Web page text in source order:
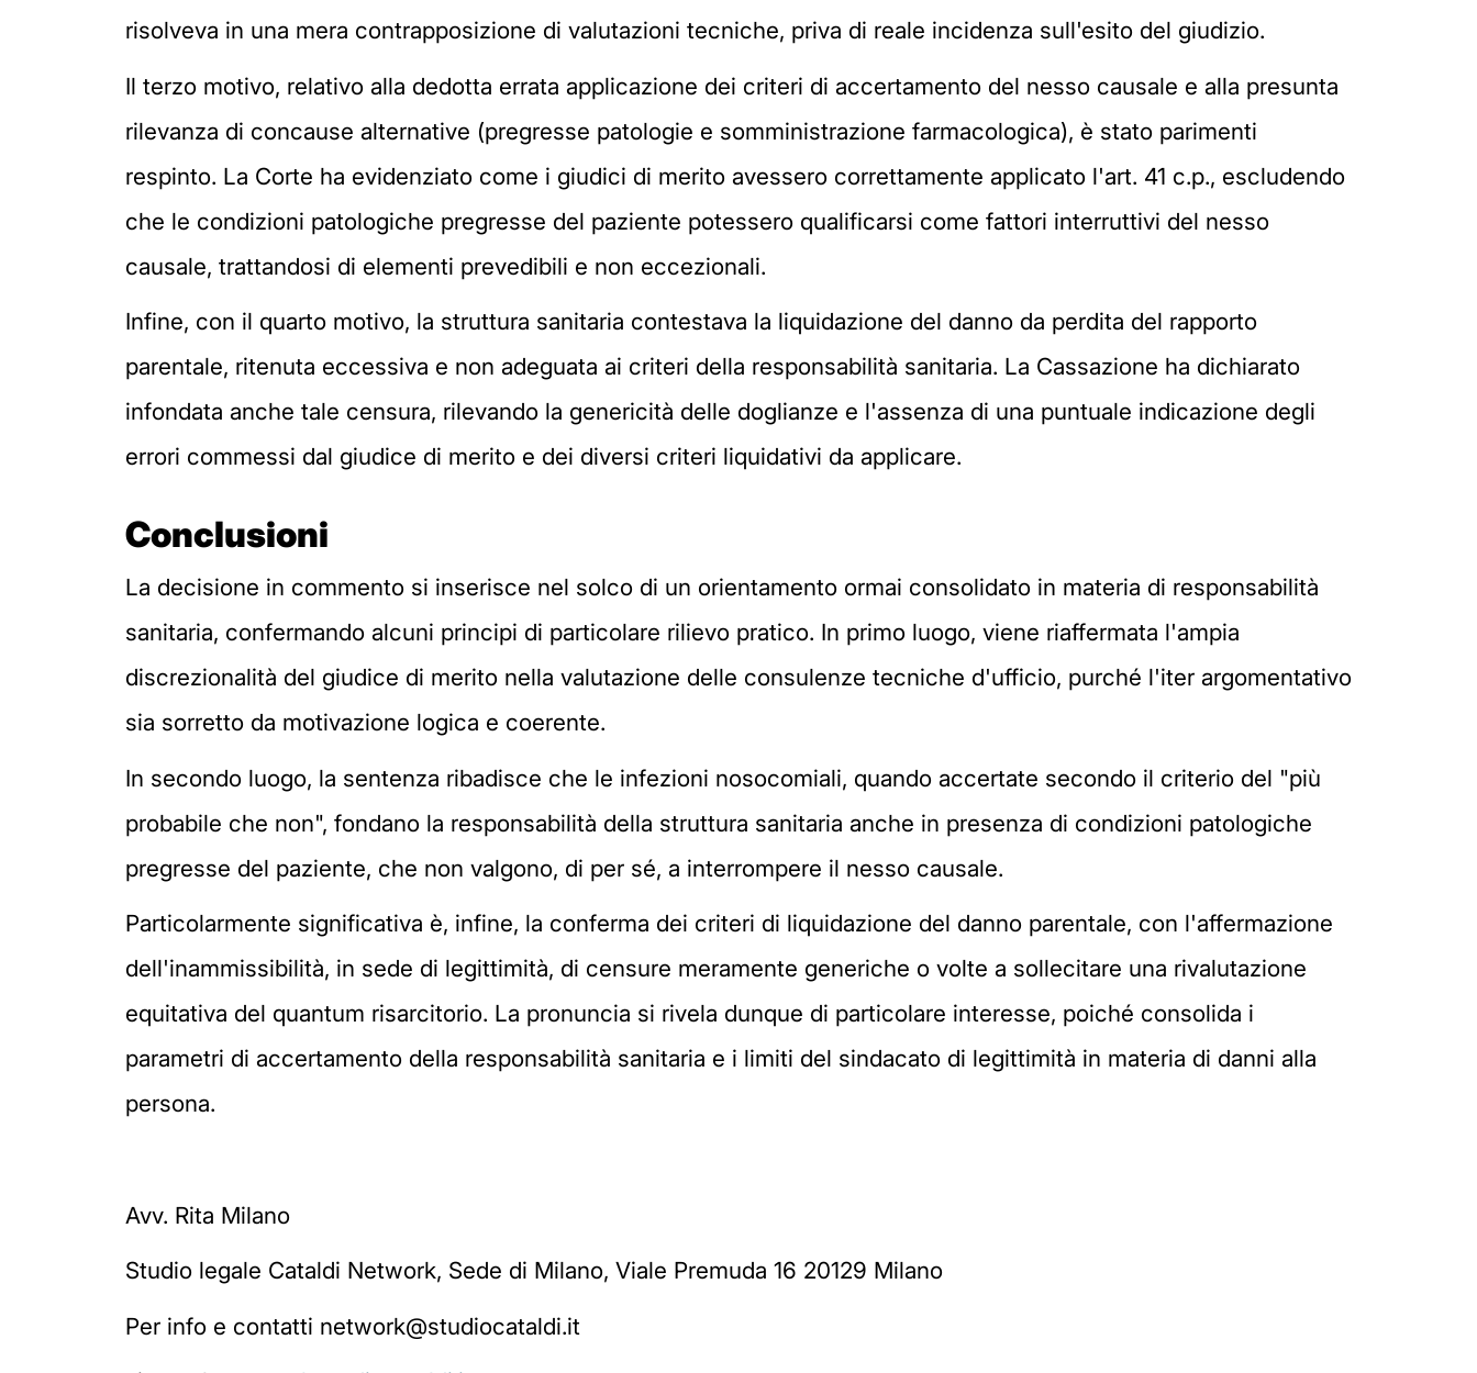
risolveva in una mera contrapposizione di valutazioni tecniche, priva di reale incidenza sull'esito del giudizio.
Il terzo motivo, relativo alla dedotta errata applicazione dei criteri di accertamento del nesso causale e alla presunta
rilevanza di concause alternative (pregresse patologie e somministrazione farmacologica), è stato parimenti
respinto. La Corte ha evidenziato come i giudici di merito avessero correttamente applicato l'art. 41 c.p., escludendo
che le condizioni patologiche pregresse del paziente potessero qualificarsi come fattori interruttivi del nesso
causale, trattandosi di elementi prevedibili e non eccezionali.
Infine, con il quarto motivo, la struttura sanitaria contestava la liquidazione del danno da perdita del rapporto
parentale, ritenuta eccessiva e non adeguata ai criteri della responsabilità sanitaria. La Cassazione ha dichiarato
infondata anche tale censura, rilevando la genericità delle doglianze e l'assenza di una puntuale indicazione degli
errori commessi dal giudice di merito e dei diversi criteri liquidativi da applicare.
Conclusioni
La decisione in commento si inserisce nel solco di un orientamento ormai consolidato in materia di responsabilità
sanitaria, confermando alcuni principi di particolare rilievo pratico. In primo luogo, viene riaffermata l'ampia
discrezionalità del giudice di merito nella valutazione delle consulenze tecniche d'ufficio, purché l'iter argomentativo
sia sorretto da motivazione logica e coerente.
In secondo luogo, la sentenza ribadisce che le infezioni nosocomiali, quando accertate secondo il criterio del "più
probabile che non", fondano la responsabilità della struttura sanitaria anche in presenza di condizioni patologiche
pregresse del paziente, che non valgono, di per sé, a interrompere il nesso causale.
Particolarmente significativa è, infine, la conferma dei criteri di liquidazione del danno parentale, con l'affermazione
dell'inammissibilità, in sede di legittimità, di censure meramente generiche o volte a sollecitare una rivalutazione
equitativa del quantum risarcitorio. La pronuncia si rivela dunque di particolare interesse, poiché consolida i
parametri di accertamento della responsabilità sanitaria e i limiti del sindacato di legittimità in materia di danni alla
persona.
Avv. Rita Milano
Studio legale Cataldi Network, Sede di Milano, Viale Premuda 16 20129 Milano
Per info e contatti network@studiocataldi.it